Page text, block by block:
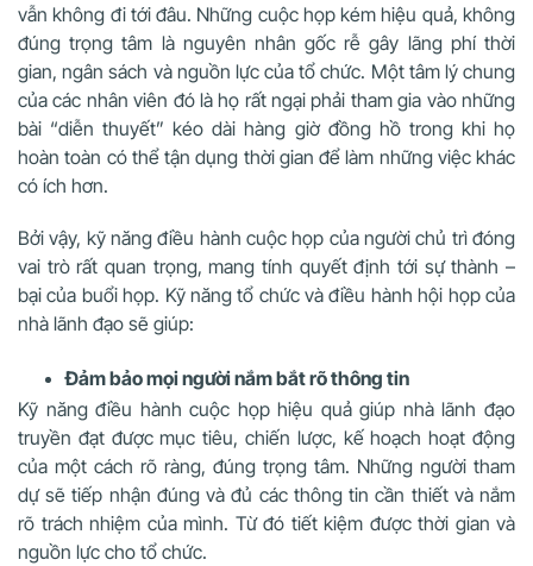
vẫn không đi tới đâu. Những cuộc họp kém hiệu quả, không
đúng trọng tâm là nguyên nhân gốc rễ gây lãng phí thời
gian, ngân sách và nguồn lực của tổ chức. Một tâm lý chung
của các nhân viên đó là họ rất ngại phải tham gia vào những
bài “diễn thuyết” kéo dài hàng giờ đồng hồ trong khi họ
hoàn toàn có thể tận dụng thời gian để làm những việc khác
có ích hơn.
Bởi vậy, kỹ năng điều hành cuộc họp của người chủ trì đóng
vai trò rất quan trọng, mang tính quyết định tới sự thành –
bại của buổi họp. Kỹ năng tổ chức và điều hành hội họp của
nhà lãnh đạo sẽ giúp:
Đảm bảo mọi người nắm bắt rõ thông tin
Kỹ năng điều hành cuộc họp hiệu quả giúp nhà lãnh đạo
truyền đạt được mục tiêu, chiến lược, kế hoạch hoạt động
của một cách rõ ràng, đúng trọng tâm. Những người tham
dự sẽ tiếp nhận đúng và đủ các thông tin cần thiết và nắm
rõ trách nhiệm của mình. Từ đó tiết kiệm được thời gian và
nguồn lực cho tổ chức.